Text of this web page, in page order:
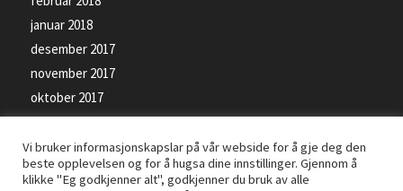
januar 2018
desember 2017
november 2017
oktober 2017
september 2017
Vi bruker informasjonskapslar på vår webside for å gje deg den
beste opplevelsen og for å hugsa dine innstillinger. Gjennom å
klikke "Eg godkjenner alt", godkjenner du bruk av alle